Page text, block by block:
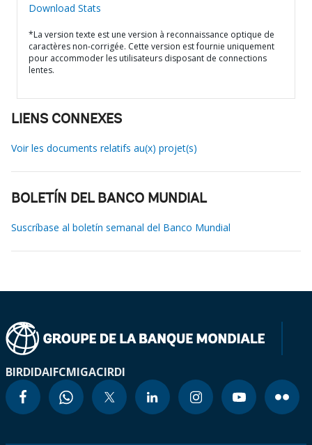
Download Stats
*La version texte est une version à reconnaissance optique de
caractères non-corrigée. Cette version est fournie uniquement
pour accommoder les utilisateurs disposant de connections
lentes.
LIENS CONNEXES
Voir les documents relatifs au(x) projet(s)
BOLETÍN DEL BANCO MUNDIAL
Suscríbase al boletín semanal del Banco Mundial
BIRDIDAIFCMIGACIRDI